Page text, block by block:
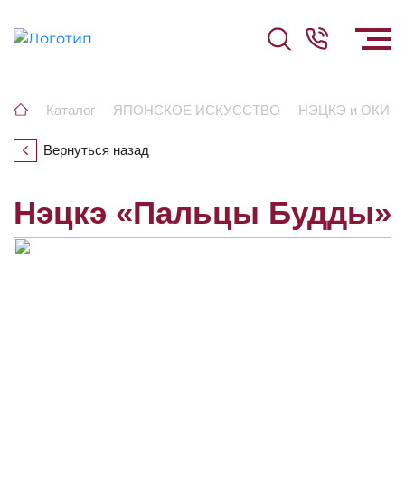
Каталог ЯПОНСКОЕ ИСКУССТВО НЭЦКЭ и
Вернуться назад
Нэцкэ «Пальцы Будды»